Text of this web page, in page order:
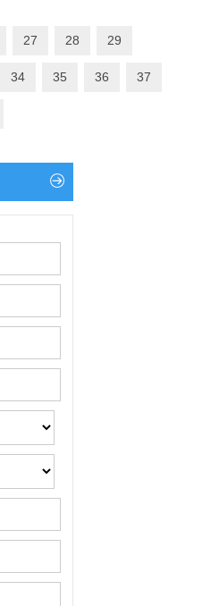
27 28 29
34 35 36 37